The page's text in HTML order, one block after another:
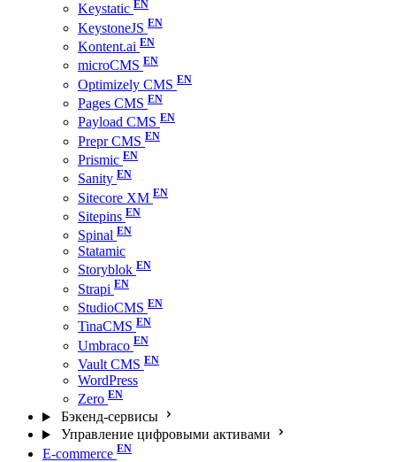
Keystatic
KeystoneJS
Kontent.ai
microCMS
Optimizely CMS
Pages CMS
Payload CMS
Prepr CMS
Prismic
Sanity
Sitecore XM
Sitepins
Spinal
Statamic
Storyblok
Strapi
StudioCMS
TinaCMS
Umbraco
Vault CMS
WordPress
Zero
Бэкенд-сервисы
Управление цифровыми активами
E-commerce